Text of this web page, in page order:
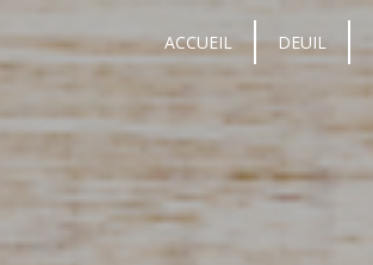
ACCUEIL DEUIL